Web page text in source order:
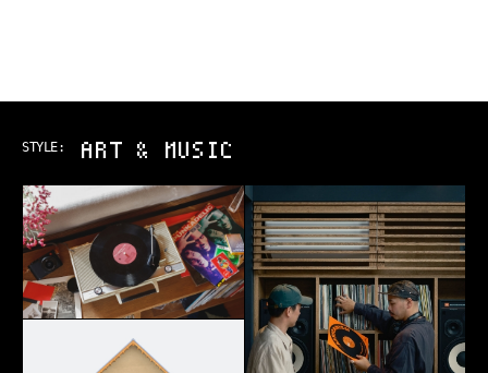
STYLE: OUTDOOR